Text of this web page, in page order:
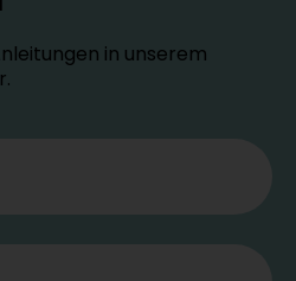
in unserem